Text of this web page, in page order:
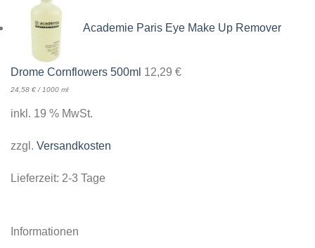
Academie Paris Eye Make Up Remover
Drome Cornflowers 500ml 12,29 €
24,58 €/1000 ml
inkl. 19 % MwSt.
zzgl. Versandkosten
Lieferzeit: 2-3 Tage
Informationen